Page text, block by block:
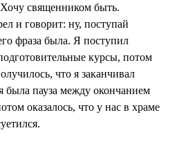
священником быть.
и говорит: ну, поступай
фраза была. Я поступил
курсы, потом
что я заканчивал
была пауза между окончанием
оказалось, что у нас в храме